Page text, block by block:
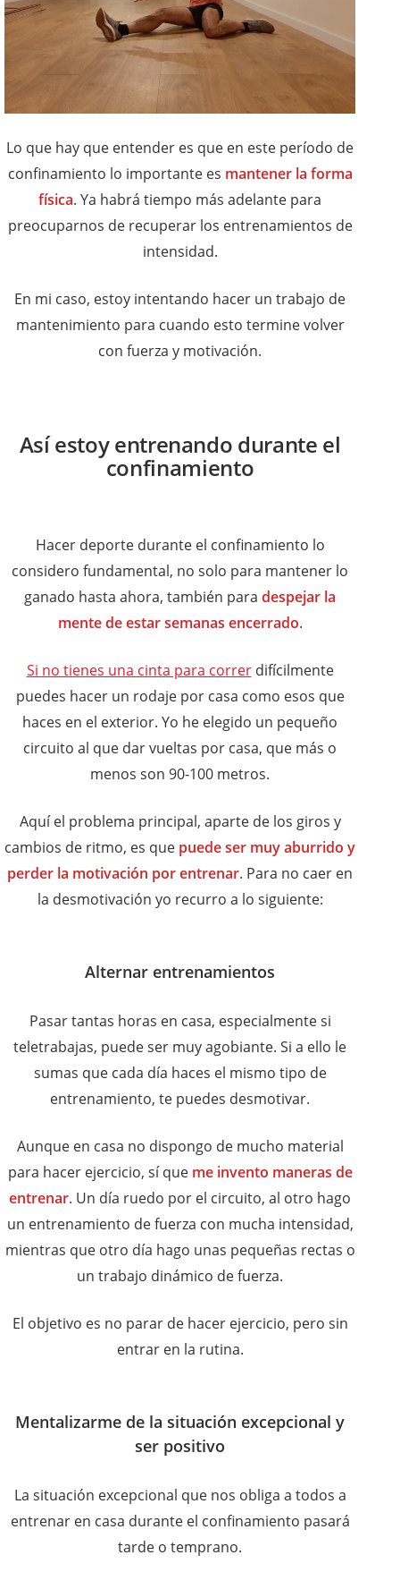
Lo que hay que entender es que en este período de
confinamiento lo importante es mantener la forma
física. Ya habrá tiempo más adelante para
preocuparnos de recuperar los entrenamientos de
intensidad.
En mi caso, estoy intentando hacer un trabajo de
mantenimiento para cuando esto termine volver
con fuerza y motivación.
Así estoy entrenando durante el
confinamiento
Hacer deporte durante el confinamiento lo
considero fundamental, no solo para mantener lo
ganado hasta ahora, también para despejar la
mente de estar semanas encerrado.
Si no tienes una cinta para correrdifícilmente
puedes hacer un rodaje por casa como esos que
haces en el exterior. Yo he elegido un pequeño
circuito al que dar vueltas por casa, que más o
menos son 90-100 metros.
Aquí el problema principal, aparte de los giros y
cambios de ritmo, es que puede ser muy aburrido y
perder la motivación por entrenar. Para no caer en
la desmotivación yo recurro a lo siguiente:
Alternar entrenamientos
Pasar tantas horas en casa, especialmente si
teletrabajas, puede ser muy agobiante. Si a ello le
sumas que cada día haces el mismo tipo de
entrenamiento, te puedes desmotivar.
Aunque en casa no dispongo de mucho material
para hacer ejercicio, sí que me invento maneras de
entrenar. Un día ruedo por el circuito, al otro hago
un entrenamiento de fuerza con mucha intensidad,
mientras que otro día hago unas pequeñas rectas o
un trabajo dinámico de fuerza.
El objetivo es no parar de hacer ejercicio, pero sin
entrar en la rutina.
Mentalizarme de la situación excepcional y
ser positivo
La situación excepcional que nos obliga a todos a
entrenar en casa durante el confinamiento pasará
tarde o temprano.